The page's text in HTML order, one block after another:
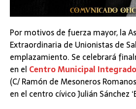
Por motivos de fuerza mayor, la
Extraordinaria de Unionistas de
emplazamiento. Se celebrará
en el Centro Municipal
(C/ Ramón de Mesoneros
en el centro cívico Julián Sánchez